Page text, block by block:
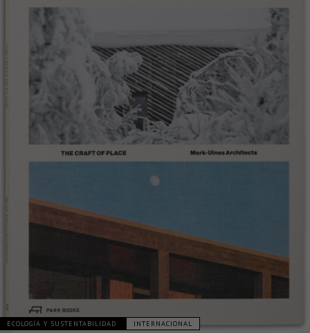
ECOLOGÍA Y SUSTENTABILIDAD INTERNACIONAL